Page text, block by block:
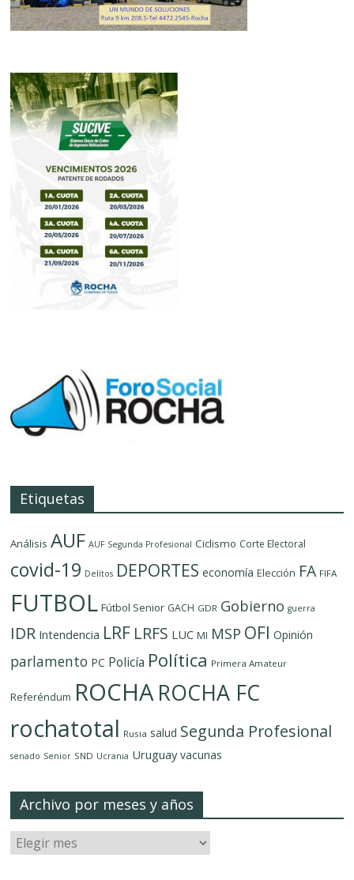
Etiquetas
Análisis AUF AUF Segunda Profesional Ciclismo Corte Electoral
covid-19 Delítos DEPORTES economía Elección FA FIFA
FUTBOL Fútbol Senior GACH GDR Gobierno guerra
IDR Intendencia LRF LRFS LUC MI MSP OFI Opinión
parlamento PC Policía Política Primera Amateur
Referéndum ROCHAROCHA FC
rochatotal Rusia salud Segunda Profesional
senado Senior SND Ucrania Uruguay vacunas
Archivo por meses y años